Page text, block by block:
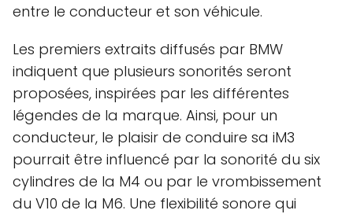
entre le conducteur et son véhicule.
Les premiers extraits diffusés par BMW
indiquent que plusieurs sonorités seront
proposées, inspirées par les différentes
légendes de la marque. Ainsi, pour un
conducteur, le plaisir de conduire sa iM3
pourrait être influencé par la sonorité du six
cylindres de la M4 ou par le vrombissement
du V10 de la M6. Une flexibilité sonore qui